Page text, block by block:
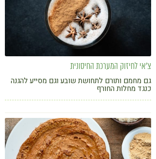
צ'אי לחיזוק המערכת החיסונית
גם מחמם ותורם לתחושת שובע וגם מסייע להגנה
כנגד מחלות החורף